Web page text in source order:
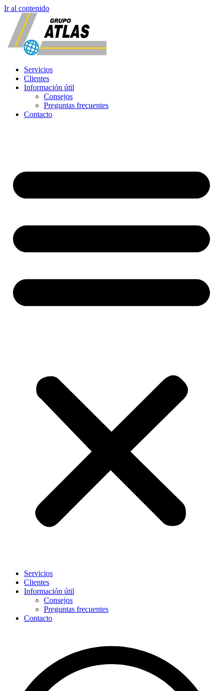
Ir al contenido
Servicios
Clientes
Información útil
Consejos
Preguntas frecuentes
Contacto
Servicios
Clientes
Información útil
Consejos
Preguntas frecuentes
Contacto